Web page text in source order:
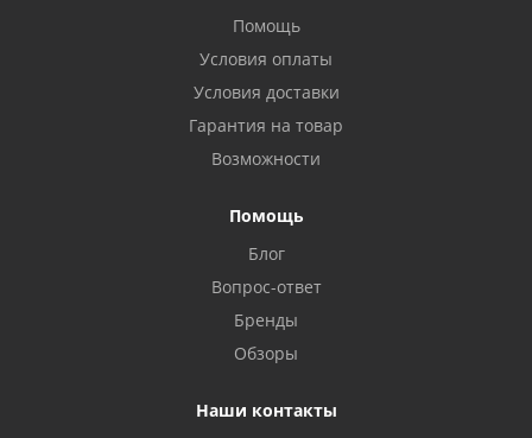
Помощь
Условия оплаты
Условия доставки
Гарантия на товар
Возможности
Помощь
Блог
Вопрос-ответ
Бренды
Обзоры
Наши контакты